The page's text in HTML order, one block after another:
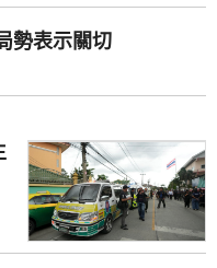
勢表示關切